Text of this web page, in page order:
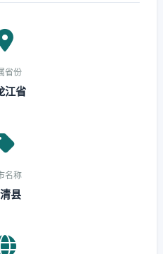
省份
江省
名称
县